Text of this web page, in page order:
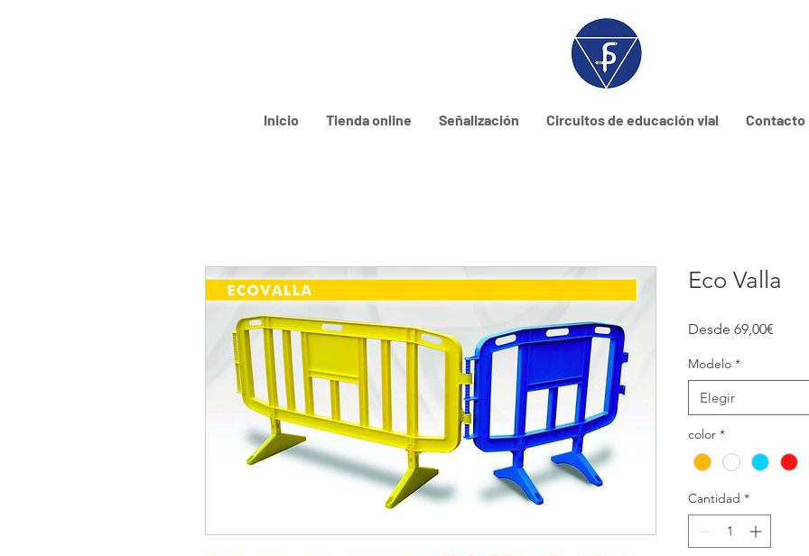
Inicio Tienda online Señalización Circuitos de educación vial Contacto
Eco Valla
Desde 69,00€
Modelo *
Elegir
color *
Cantidad *